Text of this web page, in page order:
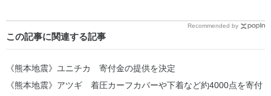
Recommended by
この記事に関連する記事
《熊本地震》ユニチカ 寄付金の提供を決定
《熊本地震》アツギ 着圧カーフカバーや下着など約4000点を寄付